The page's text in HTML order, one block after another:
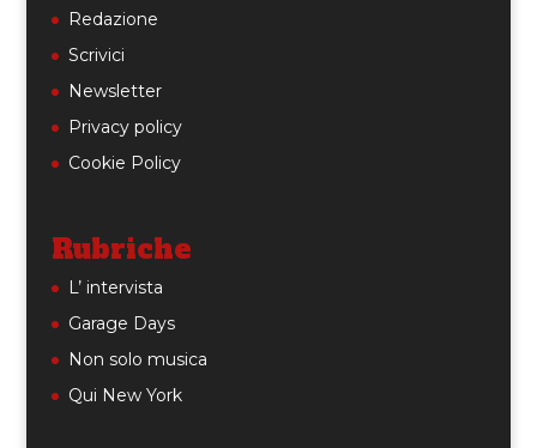
Redazione
Scrivici
Newsletter
Privacy policy
Cookie Policy
Rubriche
L’ intervista
Garage Days
Non solo musica
Qui New York